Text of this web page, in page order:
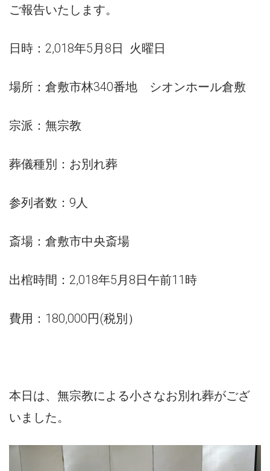
ご報告いたします。
日時：2,018年5月8日 火曜日
場所：倉敷市林340番地 シオンホール倉敷
宗派：無宗教
葬儀種別：お別れ葬
参列者数：9人
斎場：倉敷市中央斎場
出棺時間：2,018年5月8日午前11時
費用：180,000円(税別）
本日は、無宗教による小さなお別れ葬がござ
いました。